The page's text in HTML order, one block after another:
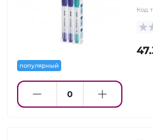
популярный
Код